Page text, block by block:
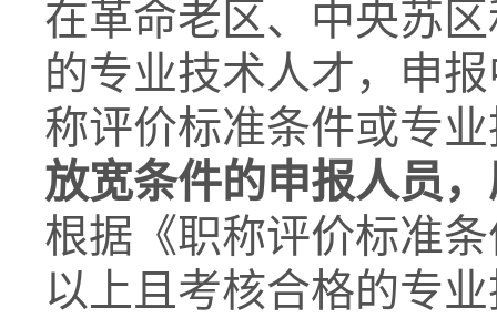
在革命老区、中央苏
的专业技术人才，申
称评价标准条件或专
放宽条件的申报人员
根据《职称评价标准
以上且考核合格的专